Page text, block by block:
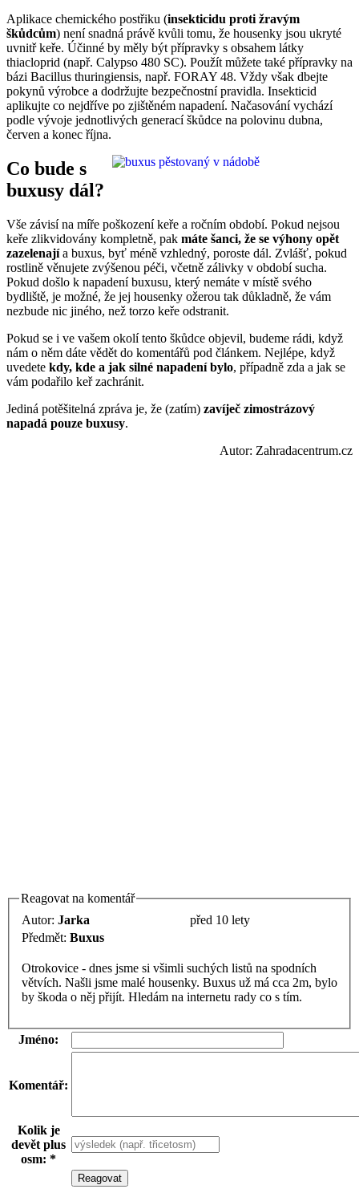
Aplikace chemického postřiku (insekticidu proti žravým
škůdcům) není snadná právě kvůli tomu, že housenky jsou ukryté
uvnitř keře. Účinné by měly být přípravky s obsahem látky
thiacloprid (např. Calypso 480 SC). Použít můžete také přípravky na
bázi Bacillus thuringiensis, např. FORAY 48. Vždy však dbejte
pokynů výrobce a dodržujte bezpečnostní pravidla. Insekticid
aplikujte co nejdříve po zjištěném napadení. Načasování vychází
podle vývoje jednotlivých generací škůdce na polovinu dubna,
červen a konec října.
Co bude s
buxusy dál?
Vše závisí na míře poškození keře a ročním období. Pokud nejsou
keře zlikvidovány kompletně, pak máte šanci, že se výhony opět
zazelenajía buxus, byť méně vzhledný, poroste dál. Zvlášť, pokud
rostlině věnujete zvýšenou péči, včetně zálivky v období sucha.
Pokud došlo k napadení buxusu, který nemáte v místě svého
bydliště, je možné, že jej housenky ožerou tak důkladně, že vám
nezbude nic jiného, než torzo keře odstranit.
Pokud se i ve vašem okolí tento škůdce objevil, budeme rádi, když
nám o něm dáte vědět do komentářů pod článkem. Nejlépe, když
uvedete kdy, kde a jak silné napadení bylo, případně zda a jak se
vám podařilo keř zachránit.
Jediná potěšitelná zpráva je, že (zatím) zavíječ zimostrázový
napadá pouze buxusy.
Autor: Zahradacentrum.cz
Reagovat na komentář
Autor: Jarka
před 10 lety
Předmět: Buxus
Otrokovice - dnes jsme si všimli suchých listů na spodních
větvích. Našli jsme malé housenky. Buxus už má cca 2m, bylo
by škoda o něj přijít. Hledám na internetu rady co s tím.
Jméno:
Komentář:
Kolik je
devět plus
osm: *